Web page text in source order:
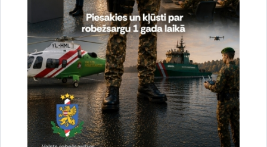
Vai šī informācija bija noderīga?
Sniegt atsauksmi
Esi pirmais, kurš uzzina!
Piesakies jaunumu saņemšanai savā e-pastā.